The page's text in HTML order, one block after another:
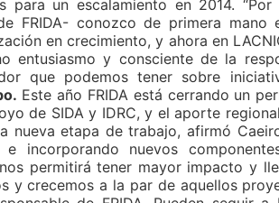
para un escalamiento en 2014.
FRIDA- conozco de primera
en crecimiento, y ahora en
entusiasmo y consciente de la
que podemos tener sobre
Este año FRIDA está cerrando un
de SIDA y IDRC, y el aporte
nueva etapa de trabajo, afirmó
incorporando nuevos
permitirá tener mayor impacto y
y crecemos a la par de aquellos